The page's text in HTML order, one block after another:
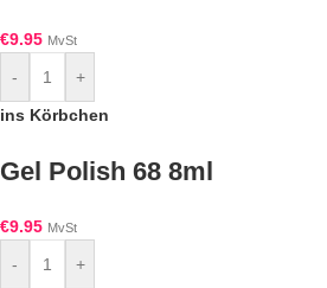
€9.95 MvSt
-
+
ins Körbchen
Gel Polish 68 8ml
€9.95 MvSt
-
+